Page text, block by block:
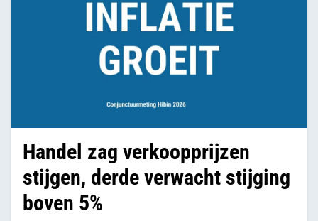
Handel zag verkoopprijzen
stijgen, derde verwacht stijging
boven 5%